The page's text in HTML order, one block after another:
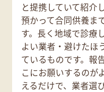
と提携していて紹介
預かって合同供養ま
す。長く地域で診療
よい業者・避けたほ
ているものです。報
こにお願いするのが
えるだけで、業者選